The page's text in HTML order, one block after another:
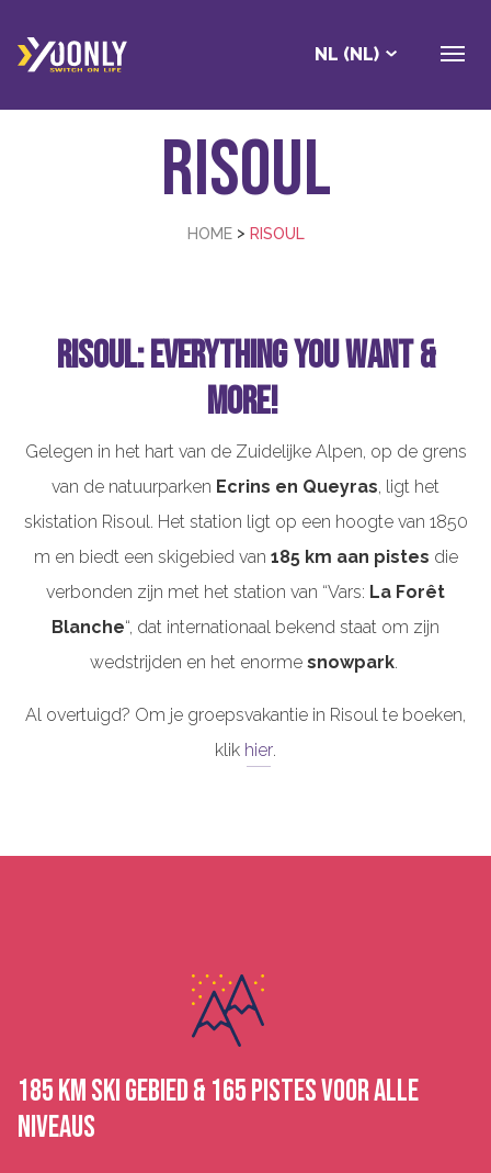
NL (NL)
Risoul
HOME > RISOUL
RISOUL: EVERYTHING YOU WANT &
MORE!
Gelegen in het hart van de Zuidelijke Alpen, op de grens
van de natuurparken Ecrins en Queyras, ligt het
skistation Risoul. Het station ligt op een hoogte van 1850
m en biedt een skigebied van 185 km aan pistes die
verbonden zijn met het station van “Vars: La Forêt
Blanche“, dat internationaal bekend staat om zijn
wedstrijden en het enorme snowpark.
Al overtuigd? Om je groepsvakantie in Risoul te boeken,
klik hier.
185 KM SKI GEBIED & 165 PISTES VOOR ALLE
NIVEAUS